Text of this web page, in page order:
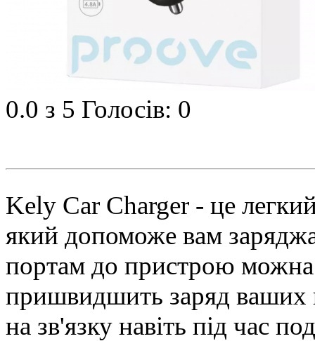
0.0 з 5 Голосів: 0
Kely Car Charger - це
який допоможе вам
портам до пристрою можна
пришвидшить заряд ваших
на зв'язку навіть під час